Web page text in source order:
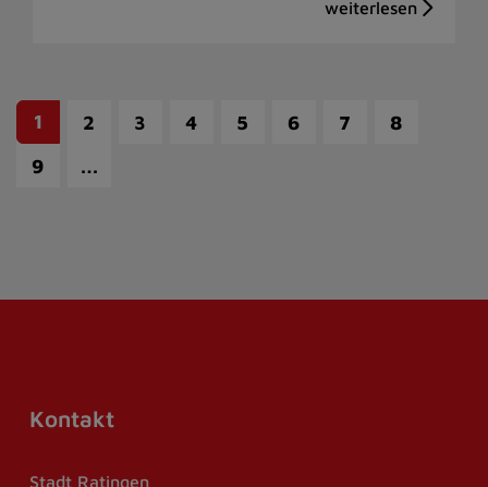
1 2 3 4 5 6 7
8
9
…
Kontakt
Stadt Ratingen